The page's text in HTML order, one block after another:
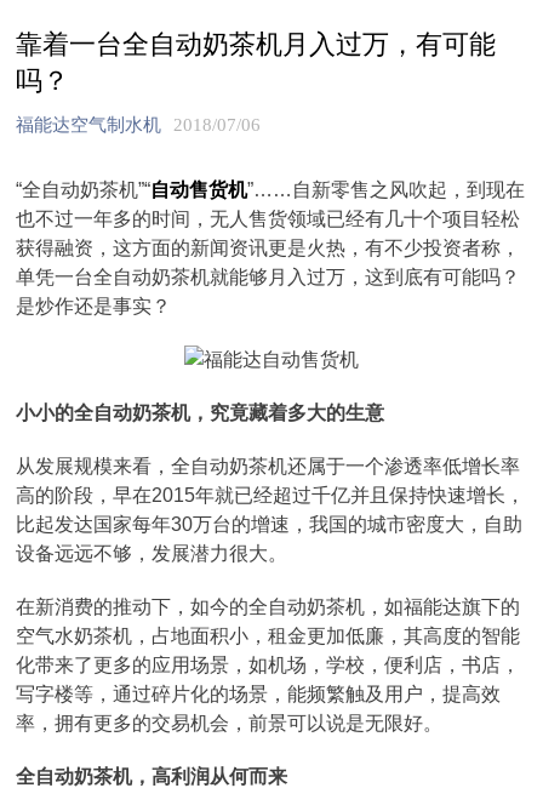
靠着一台全自动奶茶机月入过万，有可能
吗？
福能达空气制水机 2018/07/06
“全自动奶茶机”“自动售货机”……自新零售之风吹起，到现在
也不过一年多的时间，无人售货领域已经有几十个项目轻松
获得融资，这方面的新闻资讯更是火热，有不少投资者称，
单凭一台全自动奶茶机就能够月入过万，这到底有可能吗？
是炒作还是事实？
小小的全自动奶茶机，究竟藏着多大的生意
从发展规模来看，全自动奶茶机还属于一个渗透率低增长率
高的阶段，早在2015年就已经超过千亿并且保持快速增长，
比起发达国家每年30万台的增速，我国的城市密度大，自助
设备远远不够，发展潜力很大。
在新消费的推动下，如今的全自动奶茶机，如福能达旗下的
空气水奶茶机，占地面积小，租金更加低廉，其高度的智能
化带来了更多的应用场景，如机场，学校，便利店，书店，
写字楼等，通过碎片化的场景，能频繁触及用户，提高效
率，拥有更多的交易机会，前景可以说是无限好。
全自动奶茶机，高利润从何而来